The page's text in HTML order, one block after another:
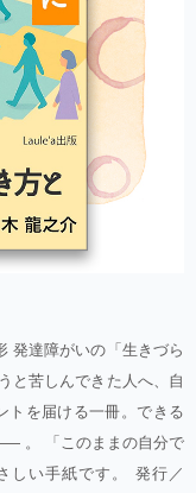
発達障がいの「生きづら
と苦しんできた人へ、自
トを届ける一冊。できる
。 「このままの自分で
しい手紙です。 発行／